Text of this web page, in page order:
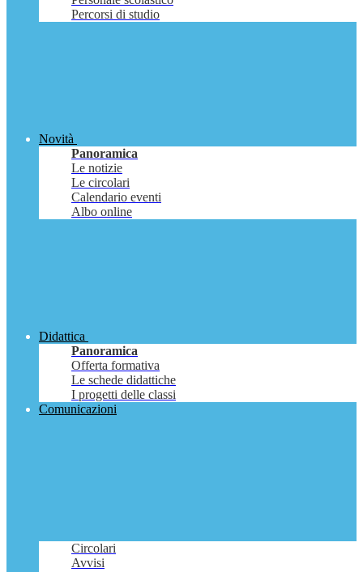
Percorsi di studio
Novità
Panoramica
Le notizie
Le circolari
Calendario eventi
Albo online
Didattica
Panoramica
Offerta formativa
Le schede didattiche
I progetti delle classi
Comunicazioni
Circolari
Avvisi